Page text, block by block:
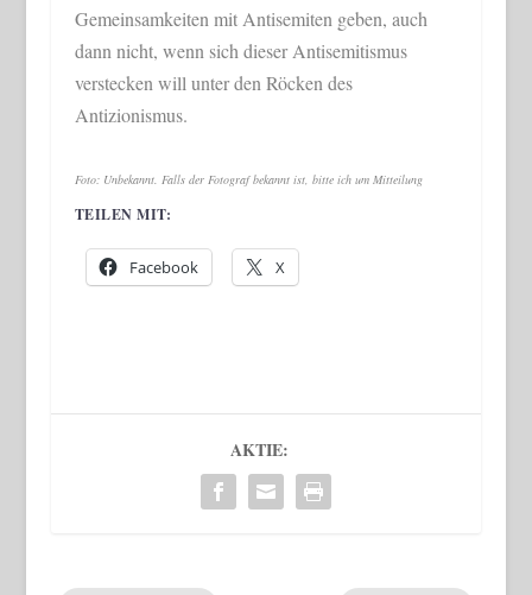
Gemeinsamkeiten mit Antisemiten geben, auch
dann nicht, wenn sich dieser Antisemitismus
verstecken will unter den Röcken des
Antizionismus.
Foto: Unbekannt. Falls der Fotograf bekannt ist, bitte ich um Mitteilung
TEILEN MIT:
Facebook X
AKTIE: